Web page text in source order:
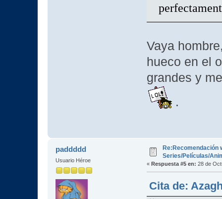
Vaya
hueco en el
grandes y
.
paddddd
Usuario Héroe
Re:Recomendación
Series/Películas/
« Respuesta #5 en: 28 de
Cita de: